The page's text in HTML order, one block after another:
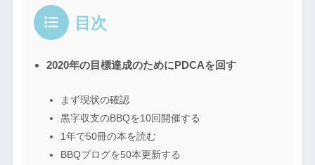
目次
2020年の目標達成のためにPDCAを回す
まず現状の確認
黒字収支のBBQを10回開催する
1年で50冊の本を読む
BBQブログを50本更新する